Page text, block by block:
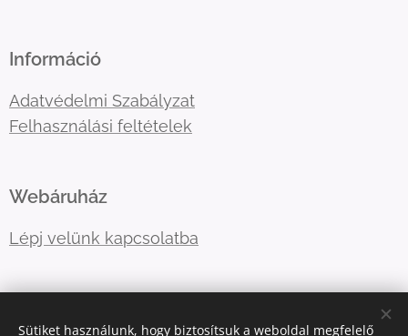
Információ
Adatvédelmi Szabályzat
Felhasználási feltételek
Webáruház
Lépj velünk kapcsolatba
primatormagyarorszag@gmail.com
Sütiket használunk, hogy biztosítsuk a weboldal megfelelő